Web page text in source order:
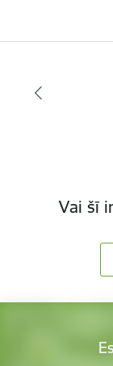
Vai šī